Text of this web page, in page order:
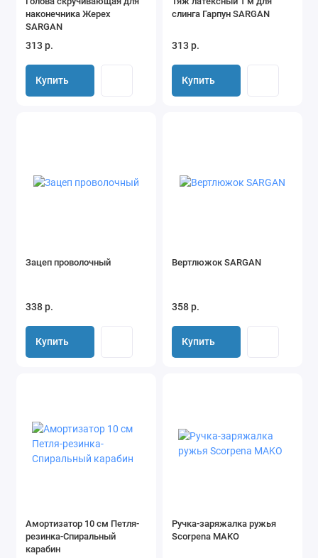
наконечника Жерех
SARGAN
313 р.
Купить
слинга Гарпун SARGAN
313 р.
Купить
Зацеп проволочный
338 р.
Купить
Вертлюжок SARGAN
358 р.
Купить
Амортизатор 10 см Петля-
резинка-Cпиральный
карабин
Ручка-заряжалка ружья
Scorpena MAKO